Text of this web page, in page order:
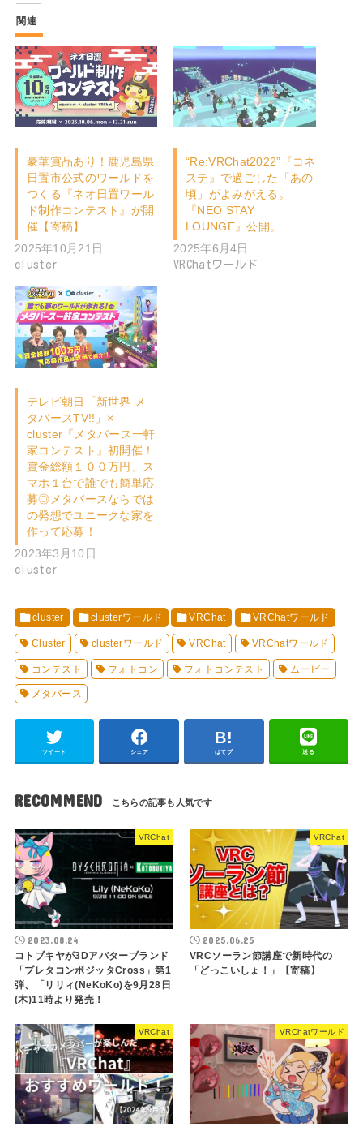
関連
豪華賞品あり！鹿児島県
日置市公式のワールドを
つくる『ネオ日置ワール
ド制作コンテスト』が開
催【寄稿】
2025年10月21日
cluster
“Re:VRChat2022”『コネ
ステ』で過ごした「あの
頃」がよみがえる。
『NEO STAY
LOUNGE』公開。
2025年6月4日
VRChatワールド
テレビ朝日「新世界 メ
タバースTV!!」×
cluster『メタバース一軒
家コンテスト』初開催！
賞金総額１００万円、ス
マホ１台で誰でも簡単応
募◎メタバースならでは
の発想でユニークな家を
作って応募！
2023年3月10日
cluster
cluster clusterワールド VRChat VRChatワールド
Cluster clusterワールド VRChat VRChatワールド
コンテスト フォトコン フォトコンテスト ムービー
メタバース
ツイート シェア はてブ 送る
RECOMMEND
VRChat
2023.08.24
コトブキヤが3Dアバターブランド
「プレタコンポジッタCross」第1
弾、「リリィ(NeKoKo)を9月28日
(木)11時より発売！
VRChat
2025.06.25
VRCソーラン節講座で新時代の
「どっこいしょ！」【寄稿】
VRChat VRChatワールド